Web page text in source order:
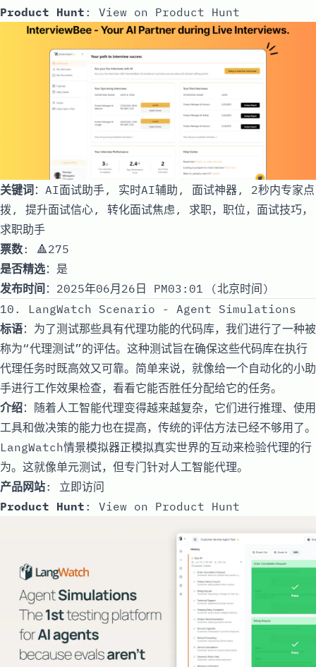
Product Hunt : View on Product Hunt
关键词：AI面试助手, 实时AI辅助, 面试神器, 2秒内专家点
拨, 提升面试信心, 转化面试焦虑, 求职，职位，面试技巧，
求职助手
票数: 🔺275
是否精选：是
发布时间 ：2025年06月26日 PM03:01 (北京时间)
10. LangWatch Scenario - Agent Simulations
标语：为了测试那些具有代理功能的代码库，我们进行了一种被
称为“代理测试”的评估。这种测试旨在确保这些代码库在执行
代理任务时既高效又可靠。简单来说，就像给一个自动化的小助
手进行工作效果检查，看看它能否胜任分配给它的任务。
介绍：随着人工智能代理变得越来越复杂，它们进行推理、使用
工具和做决策的能力也在提高，传统的评估方法已经不够用了。
LangWatch情景模拟器正模拟真实世界的互动来检验代理的行
为。这就像单元测试，但专门针对人工智能代理。
产品网站: 立即访问
Product Hunt : View on Product Hunt